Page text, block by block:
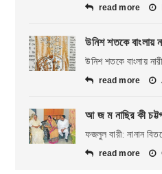
read more
উনিশ শতকে বাংলায়
উনিশ শতকে বাংলায়
read more
আ জ ম নাছির কী
ফজলুল বারী: নানান
read more